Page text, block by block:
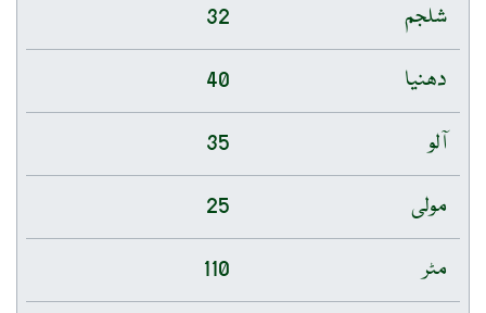
شلجم
32
دھنیا
40
آلو
35
مولی
25
مٹر
110